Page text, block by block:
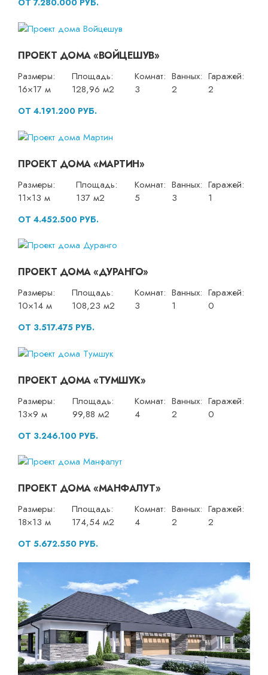
ОТ 7.280.000 РУБ.
ПРОЕКТ ДОМА «ВОЙЦЕШУВ»
Размеры:
16×17 м
Площадь:
128,96 м2
Комнат:
3
Ванных:
2
Гаражей:
2
ОТ 4.191.200 РУБ.
ПРОЕКТ ДОМА «МАРТИН»
Размеры:
11×13 м
Площадь:
137 м2
Комнат:
5
Ванных:
3
Гаражей:
1
ОТ 4.452.500 РУБ.
ПРОЕКТ ДОМА «ДУРАНГО»
Размеры:
10×14 м
Площадь:
108,23 м2
Комнат:
3
Ванных:
1
Гаражей:
0
ОТ 3.517.475 РУБ.
ПРОЕКТ ДОМА «ТУМШУК»
Размеры:
13×9 м
Площадь:
99,88 м2
Комнат:
4
Ванных:
2
Гаражей:
0
ОТ 3.246.100 РУБ.
ПРОЕКТ ДОМА «МАНФАЛУТ»
Размеры:
18×13 м
Площадь:
174,54 м2
Комнат:
4
Ванных:
2
Гаражей:
2
ОТ 5.672.550 РУБ.